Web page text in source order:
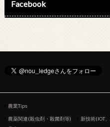
Facebook
農業Tips
農薬関連(殺虫剤・殺菌剤等) 新技術(IOT